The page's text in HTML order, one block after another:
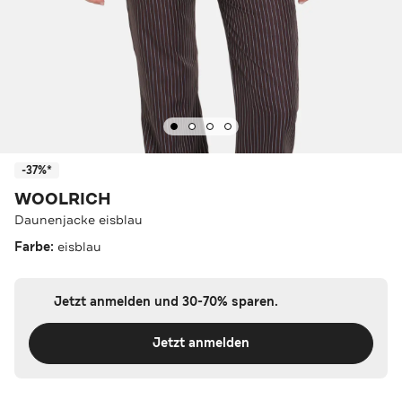
-37%*
WOOLRICH
Daunenjacke eisblau
Farbe: eisblau
Jetzt anmelden und 30-70% sparen.
Jetzt anmelden